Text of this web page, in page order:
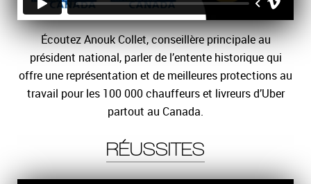
Écoutez Anouk Collet, conseillère principale au
président national, parler de l’entente historique qui
offre une représentation et de meilleures protections au
travail pour les 100 000 chauffeurs et livreurs d’Uber
partout au Canada.
RÉUSSITES